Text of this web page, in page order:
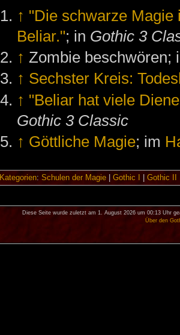
↑ "Die schwarze Magie
Beliar."; in Gothic 3
↑ Zombie beschwören;
↑ Sechster Kreis:
↑ "Beliar hat viele
Gothic 3 Classic
↑ Göttliche Magie; im
Kategorien: Schulen der Magie| Gothic I Gothic II
Diese Seite wurde zuletzt am 1. August 2026 um 00:13 Uhr
Über den